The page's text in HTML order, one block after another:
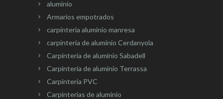
aluminio
Armarios empotrados
carpínteria aluminio manresa
carpintería de aluminio Cerdanyola
Carpintería de aluminio Sabadell
Carpintería de aluminio Terrassa
Carpinteria PVC
Carpinterias de aluminio